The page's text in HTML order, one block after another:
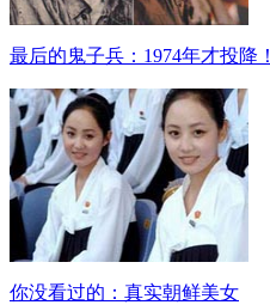
最后的鬼子兵：1974年才投降！
你没看过的：真实朝鲜美女